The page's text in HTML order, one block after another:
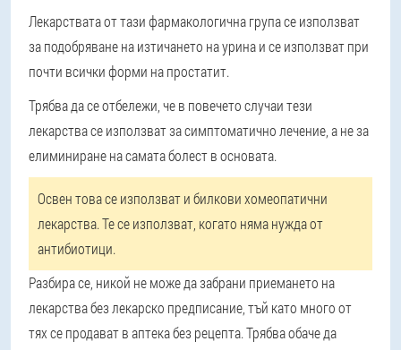
Лекарствата от тази фармакологична група се използват
за подобряване на изтичането на урина и се използват при
почти всички форми на простатит.
Трябва да се отбележи, че в повечето случаи тези
лекарства се използват за симптоматично лечение, а не за
елиминиране на самата болест в основата.
Освен това се използват и билкови хомеопатични
лекарства. Те се използват, когато няма нужда от
антибиотици.
Разбира се, никой не може да забрани приемането на
лекарства без лекарско предписание, тъй като много от
тях се продават в аптека без рецепта. Трябва обаче да